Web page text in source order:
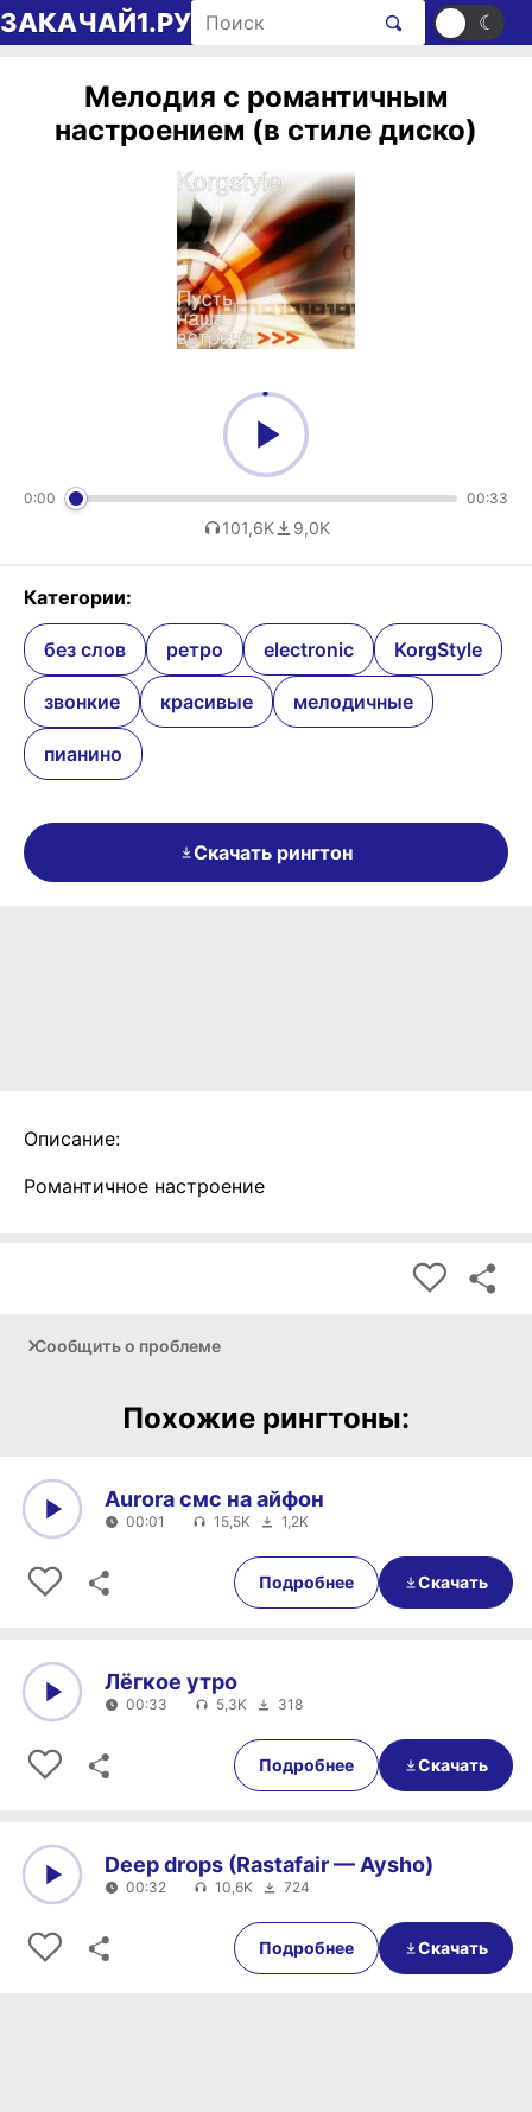
Перейти к содержимому
ЗАКАЧАЙ1.РУ Поиск рингтонов ☀ ☾
Мелодия с романтичным
настроением (в стиле диско)
0:00 00:33
101,6K 9,0K
Категории:
без слов ретро electronic KorgStyle
звонкие красивые мелодичные
пианино
Скачать рингтон
Описание:
Романтичное настроение
Сообщить о проблеме
Похожие рингтоны:
00:01
Aurora смс на айфон
00:01 15,5K 1,2K
Подробнее Скачать
00:33
Лёгкое утро
00:33 5,3K 318
Подробнее Скачать
00:32
Deep drops (Rastafair — Aysho)
00:32 10,6K 724
Подробнее Скачать